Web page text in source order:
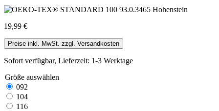
19,99 €
Preise inkl. MwSt. zzgl. Versandkosten
Sofort verfügbar, Lieferzeit: 1-3 Werktage
Größe auswählen
092
104
116